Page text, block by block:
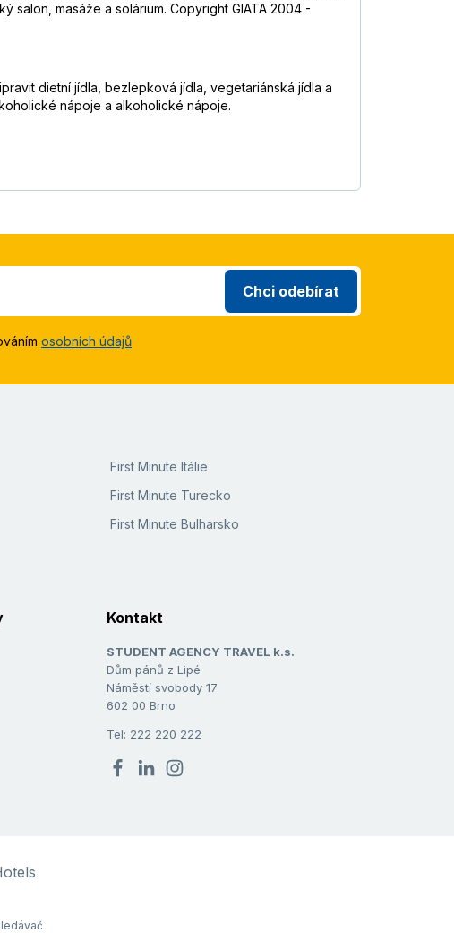
salon, masáže a solárium. Copyright GIATA 2004 -
dietní jídla, bezlepková jídla, vegetariánská jídla a
nápoje a alkoholické nápoje.
Chci odebírat
osobních údajů
First Minute Itálie
First Minute Turecko
First Minute Bulharsko
Kontakt
STUDENT AGENCY TRAVEL k.s.
Dům pánů z Lipé
Náměstí svobody 17
602 00 Brno
Tel: 222 220 222